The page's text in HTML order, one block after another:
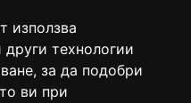
използва
други технологии
за да подобри
ви при